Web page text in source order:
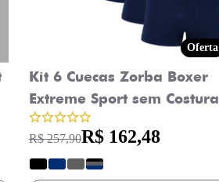
Oferta
Kit 6 Cuecas Zorba Boxer
Extreme Sport sem Costura
Microfibra 836
R$ 257,90R$ 162,48
?